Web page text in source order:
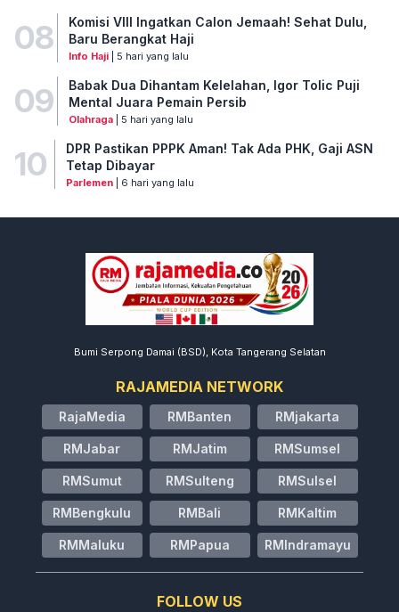
08
Komisi VIII Ingatkan Calon Jemaah! Sehat Dulu,
Baru Berangkat Haji
Info Haji| 5 hari yang lalu
09
Babak Dua Dihantam Kelelahan, Igor Tolic Puji
Mental Juara Pemain Persib
Olahraga| 5 hari yang lalu
10
DPR Pastikan PPPK Aman! Tak Ada PHK, Gaji ASN
Tetap Dibayar
Parlemen| 6 hari yang lalu
Bumi Serpong Damai (BSD), Kota Tangerang Selatan
RAJAMEDIA NETWORK
RajaMedia RMBanten RMjakarta
RMJabar RMJatim RMSumsel
RMSumut RMSulteng RMSulsel
RMBengkulu RMBali RMKaltim
RMMaluku RMPapua RMIndramayu
FOLLOW US